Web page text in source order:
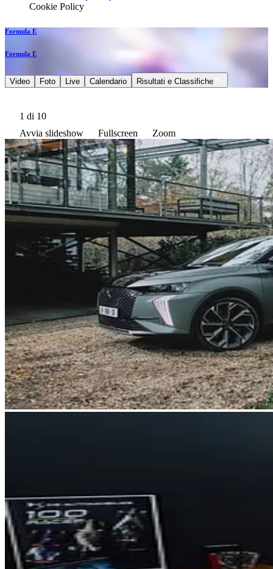
Cookie Policy
Formula E
Formula E
Video Foto Live Calendario Risultati e Classifiche
1 di 10
Avvia slideshow
Fullscreen Zoom